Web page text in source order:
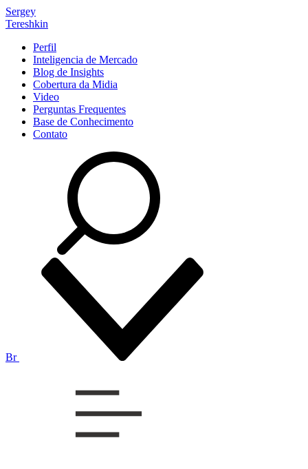
Sergey
Tereshkin
Perfil
Inteligencia de Mercado
Blog de Insights
Cobertura da Midia
Video
Perguntas Frequentes
Base de Conhecimento
Contato
Br